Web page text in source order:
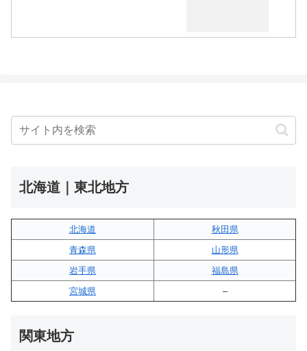
北海道｜東北地方
北海道
秋田県
青森県
山形県
岩手県
福島県
宮城県
–
関東地方